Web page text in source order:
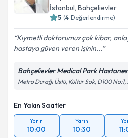
İstanbul, Bahçelievler
5 (4 Değerlendirme)
Kıymetli doktorumuz çok kibar,
hastaya güven veren işinin...
Bahçelievler Medical Park
Metro Durağı Üstü, Kültür Sok, D100
En Yakın Saatler
Yarın
10:00
Yarın
10:30